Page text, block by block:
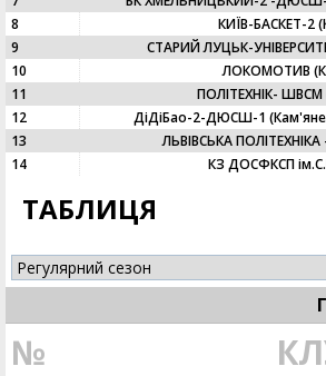
8
КИЇВ-БАСКЕТ-2
9
СТАРИЙ ЛУЦЬК-
10
ЛОКОМОТИВ
11
ПОЛІТЕХНІК- ШВСМ
12
ДіДіБао-2-ДЮСШ-1
13
ЛЬВІВСЬКА ПОЛІТЕХНІКА
14
КЗ ДОСФКСП
ТАБЛИЦЯ
№